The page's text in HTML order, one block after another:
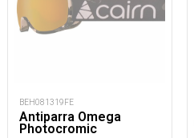
BEH081319FE
Antiparra Omega
Photocromic